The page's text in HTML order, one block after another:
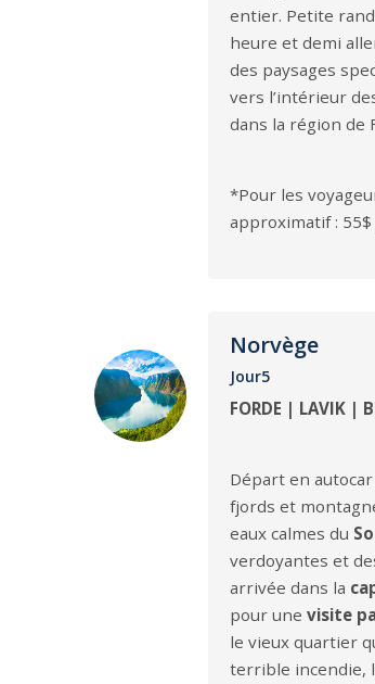
entier. Petite
heure et demi
des paysages
vers l’intérieur
dans la région de
*Pour les
approximatif :
Norvège
Jour5
FORDE | LAVIK |
Départ en
fjords et
eaux calmes du
verdoyantes et
arrivée dans la
pour une visite
le vieux quartier
terrible incendie,